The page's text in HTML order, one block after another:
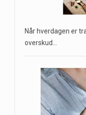
Når hverdagen er
overskud…